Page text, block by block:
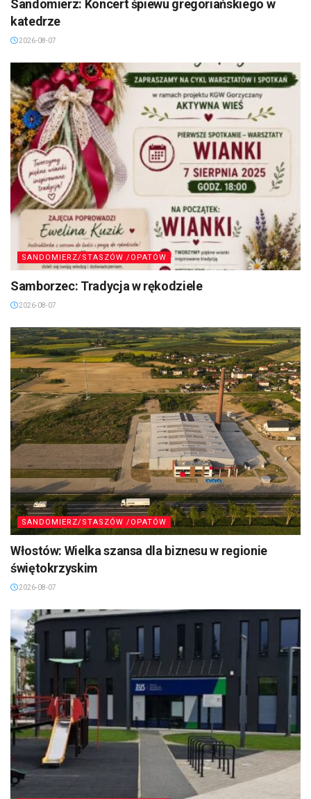
Sandomierz: Koncert śpiewu gregoriańskiego w
katedrze
2026-08-07
SANDOMIERZ/STASZÓW /OPATÓW
Samborzec: Tradycja w rękodziele
2026-08-07
SANDOMIERZ/STASZÓW /OPATÓW
Włostów: Wielka szansa dla biznesu w regionie
świętokrzyskim
2026-08-07